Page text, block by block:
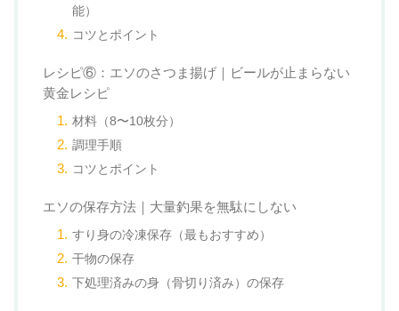
能）
コツとポイント
レシピ⑥：エソのさつま揚げ｜ビールが止まらない
黄金レシピ
材料（8〜10枚分）
調理手順
コツとポイント
エソの保存方法｜大量釣果を無駄にしない
すり身の冷凍保存（最もおすすめ）
干物の保存
下処理済みの身（骨切り済み）の保存